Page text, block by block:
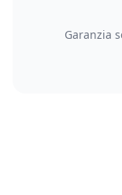
Garanzia